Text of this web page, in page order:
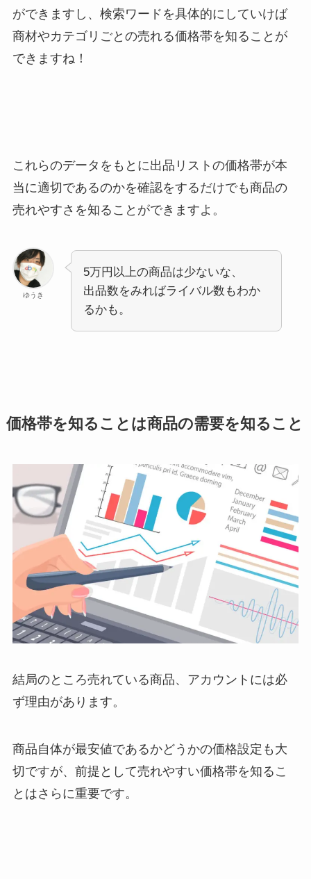
ができますし、検索ワードを具体的にしていけば
商材やカテゴリごとの売れる価格帯を知ることが
できますね！
これらのデータをもとに出品リストの価格帯が本
当に適切であるのかを確認をするだけでも商品の
売れやすさを知ることができますよ。
ゆうき
5万円以上の商品は少ないな、
出品数をみればライバル数もわか
るかも。
価格帯を知ることは商品の需要を知ること
結局のところ売れている商品、アカウントには必
ず理由があります。
商品自体が最安値であるかどうかの価格設定も大
切ですが、前提として売れやすい価格帯を知るこ
とはさらに重要です。